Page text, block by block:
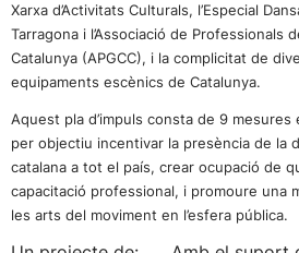
Xarxa d’Activitats Culturals, l’Especial
Tarragona i l’Associació de Professionals
Catalunya (APGCC), i la complicitat de
equipaments escènics de Catalunya.
Aquest pla d’impuls consta de 9
per objectiu incentivar la presència de la
catalana a tot el país, crear ocupació de
capacitació professional, i promoure una
les arts del moviment en l’esfera pública.